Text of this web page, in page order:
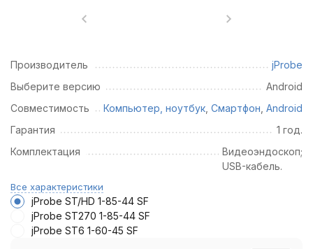
Производитель
jProbe
Выберите версию
Android
Совместимость
Компьютер, ноутбук Смартфон Android
Гарантия
1 год.
Комплектация
Видеоэндоскоп;
USB-кабель.
Все характеристики
jProbe ST/HD 1-85-44 SF
jProbe ST270 1-85-44 SF
jProbe ST6 1-60-45 SF